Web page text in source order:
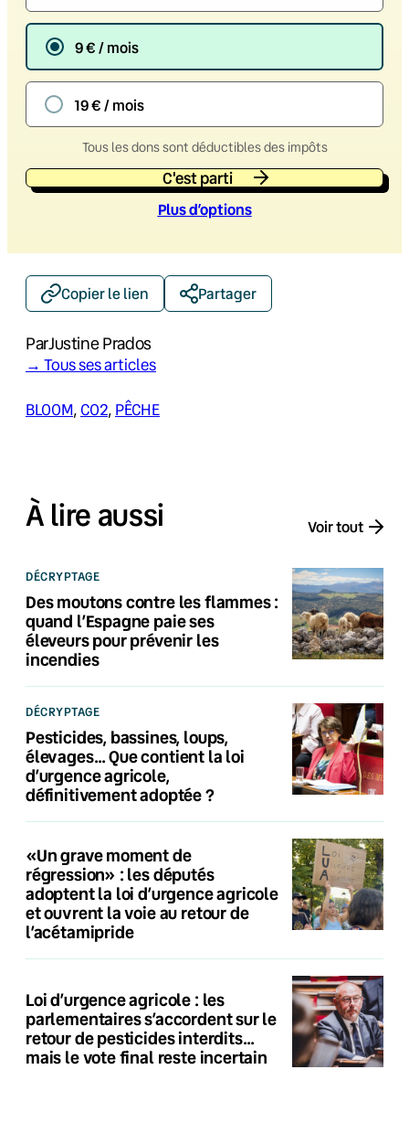
9 € / mois
19 € / mois
Tous les dons sont déductibles des impôts
C'est parti
Plus d’options
Copier le lien Partager
ParJustine Prados
→ Tous ses articles
BLOOM, CO2, PÊCHE
À lire aussi Voir tout
DÉCRYPTAGE
Des moutons contre les flammes :
quand l’Espagne paie ses
éleveurs pour prévenir les
incendies
DÉCRYPTAGE
Pesticides, bassines, loups,
élevages… Que contient la loi
d’urgence agricole,
définitivement adoptée ?
«Un grave moment de
régression» : les députés
adoptent la loi d’urgence agricole
et ouvrent la voie au retour de
l’acétamipride
Loi d’urgence agricole : les
parlementaires s’accordent sur le
retour de pesticides interdits…
mais le vote final reste incertain